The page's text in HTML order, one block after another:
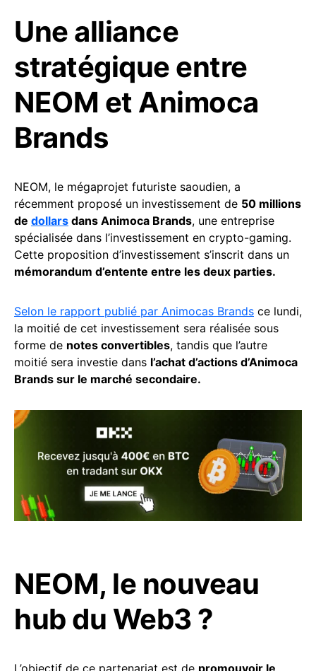
Une alliance
stratégique entre
NEOM et Animoca
Brands
NEOM, le mégaprojet futuriste saoudien, a
récemment proposé un investissement de 50 millions
de dollars dans Animoca Brands, une entreprise
spécialisée dans l’investissement en crypto-gaming.
Cette proposition d’investissement s’inscrit dans un
mémorandum d’entente entre les deux parties.
Selon le rapport publié par Animocas Brands ce lundi,
la moitié de cet investissement sera réalisée sous
forme de notes convertibles, tandis que l’autre
moitié sera investie dans l’achat d’actions d’Animoca
Brands sur le marché secondaire.
NEOM, le nouveau
hub du Web3 ?
L’objectif de ce partenariat est de promouvoir le